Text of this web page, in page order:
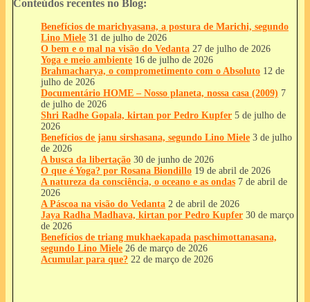
Conteúdos recentes no Blog:
Benefícios de marichyasana, a postura de Marichi, segundo
Lino Miele 31 de julho de 2026
O bem e o mal na visão do Vedanta 27 de julho de 2026
Yoga e meio ambiente 16 de julho de 2026
Brahmacharya, o comprometimento com o Absoluto 12 de
julho de 2026
Documentário HOME – Nosso planeta, nossa casa (2009) 7
de julho de 2026
Shri Radhe Gopala, kirtan por Pedro Kupfer 5 de julho de
2026
Benefícios de janu sirshasana, segundo Lino Miele 3 de julho
de 2026
A busca da libertação 30 de junho de 2026
O que é Yoga? por Rosana Biondillo 19 de abril de 2026
A natureza da consciência, o oceano e as ondas 7 de abril de
2026
A Páscoa na visão do Vedanta 2 de abril de 2026
Jaya Radha Madhava, kirtan por Pedro Kupfer 30 de março
de 2026
Benefícios de triang mukhaekapada paschimottanasana,
segundo Lino Miele 26 de março de 2026
Acumular para que? 22 de março de 2026